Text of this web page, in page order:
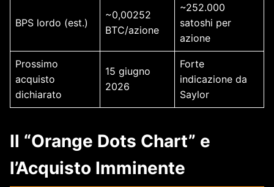
BPS lordo (est.)
~0,00252
BTC/azione
~252.000
satoshi per
azione
Prossimo
acquisto
dichiarato
15 giugno
2026
Forte
indicazione da
Saylor
Il “Orange Dots Chart” e
l’Acquisto Imminente